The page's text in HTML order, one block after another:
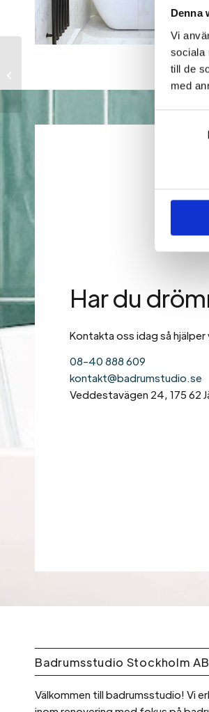
Denna
Vi
sociala
till de
med
Har du
Kontakta oss idag så
08-40 888 609
kontakt@badrumstudio.se
Veddestavägen 24, 175 62
Badrumsstudio Stockholm AB
Välkommen till badrumsstudio! Vi